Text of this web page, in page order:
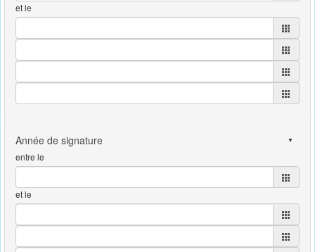
et le
entre le
et le